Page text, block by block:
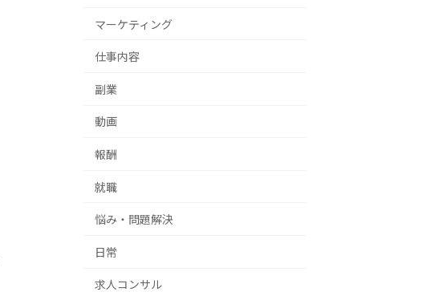
マーケティング
仕事内容
副業
動画
報酬
就職
悩み・問題解決
日常
求人コンサル